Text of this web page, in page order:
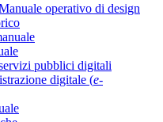
operativo di design
pubblici digitali
digitale (e-